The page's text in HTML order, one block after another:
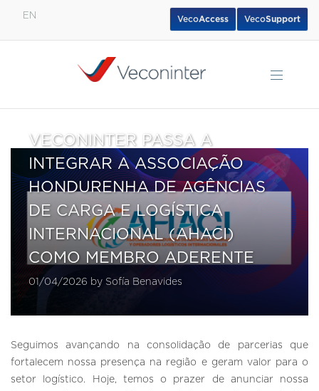
EN VecoSupport
VecoAccess
VECONINTER PASSA A
INTEGRAR A ASSOCIAÇÃO
HONDURENHA DE AGÊNCIAS
DE CARGA E LOGÍSTICA
INTERNACIONAL (AHACI)
COMO MEMBRO ADERENTE
01/04/2026 by Sofía Benavides
Seguimos avançando na consolidação de parcerias que
fortalecem nossa presença na região e geram valor para o
setor logístico. Hoje, temos o prazer de anunciar nossa